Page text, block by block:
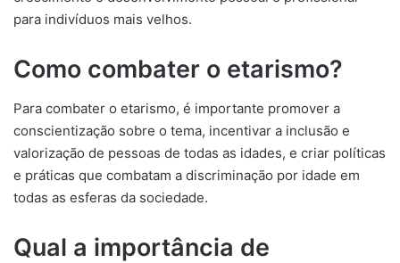
para indivíduos mais velhos.
Como combater o etarismo?
Para combater o etarismo, é importante promover a
conscientização sobre o tema, incentivar a inclusão e
valorização de pessoas de todas as idades, e criar políticas
e práticas que combatam a discriminação por idade em
todas as esferas da sociedade.
Qual a importância de